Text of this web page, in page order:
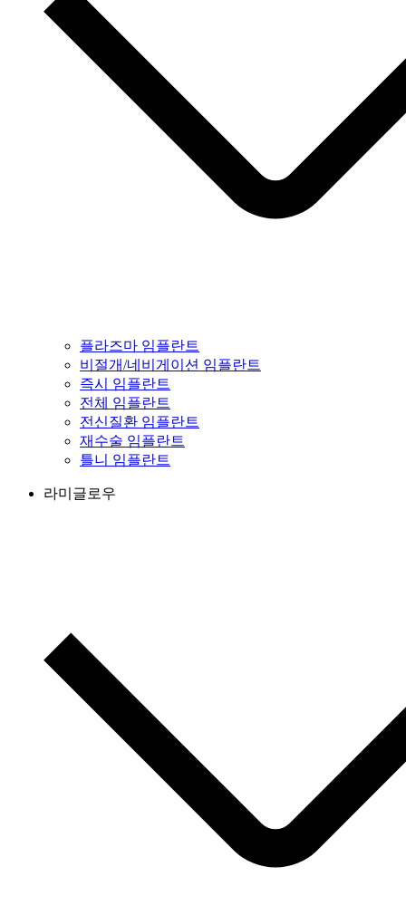
플라즈마 임플란트
비절개/네비게이션 임플란트
즉시 임플란트
전체 임플란트
전신질환 임플란트
재수술 임플란트
틀니 임플란트
라미글로우